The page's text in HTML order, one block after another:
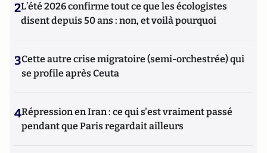
2L’été 2026 confirme tout ce que les écologistes
disent depuis 50 ans : non, et voilà pourquoi
3Cette autre crise migratoire (semi-orchestrée) qui
se profile après Ceuta
4Répression en Iran : ce qui s'est vraiment passé
pendant que Paris regardait ailleurs